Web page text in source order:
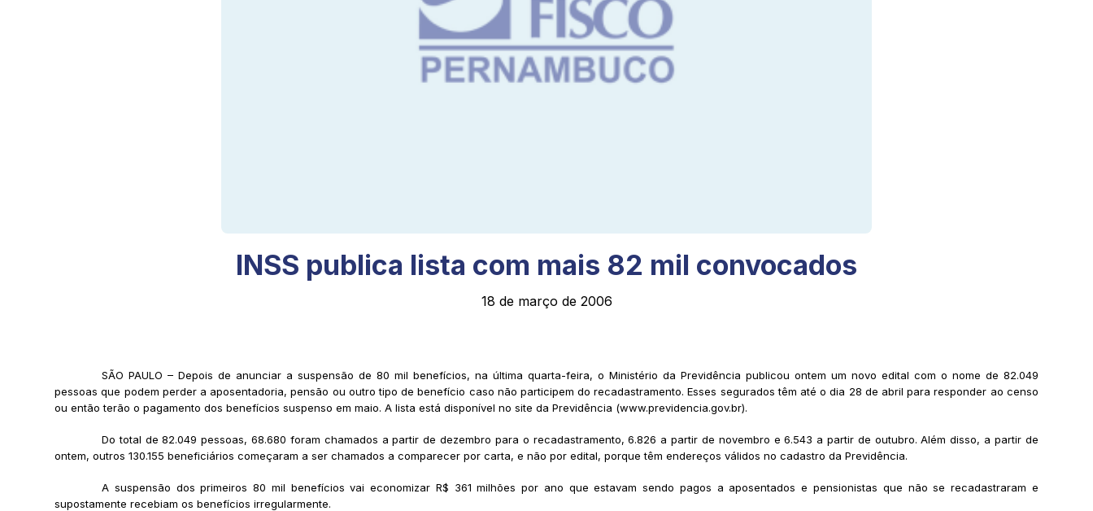
INSS publica lista com mais 82 mil convocados
18 de março de 2006
SÃO PAULO – Depois de anunciar a suspensão de 80 mil benefícios, na última quarta-feira, o Ministério da Previdência publicou ontem um novo edital com o nome de 82.049
pessoas que podem perder a aposentadoria, pensão ou outro tipo de benefício caso não participem do recadastramento. Esses segurados têm até o dia 28 de abril para responder ao censo
ou então terão o pagamento dos benefícios suspenso em maio. A lista está disponível no site da Previdência (www.previdencia.gov.br).
Do total de 82.049 pessoas, 68.680 foram chamados a partir de dezembro para o recadastramento, 6.826 a partir de novembro e 6.543 a partir de outubro. Além disso, a partir de
ontem, outros 130.155 beneficiários começaram a ser chamados a comparecer por carta, e não por edital, porque têm endereços válidos no cadastro da Previdência.
A suspensão dos primeiros 80 mil benefícios vai economizar R$ 361 milhões por ano que estavam sendo pagos a aposentados e pensionistas que não se recadastraram e
supostamente recebiam os benefícios irregularmente.